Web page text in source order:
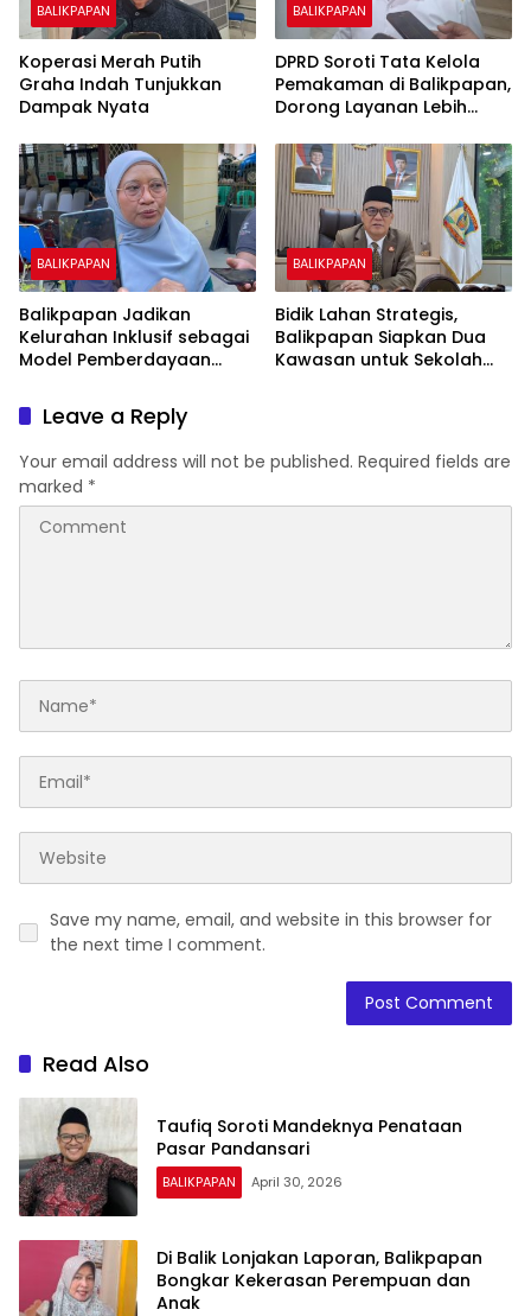
BALIKPAPAN
Koperasi Merah Putih
Graha Indah Tunjukkan
Dampak Nyata
BALIKPAPAN
DPRD Soroti Tata Kelola
Pemakaman di Balikpapan,
Dorong Layanan Lebih
Biaya Warga
BALIKPAPAN
Balikpapan Jadikan
Kelurahan Inklusif sebagai
Model Pemberdayaan
BALIKPAPAN
Bidik Lahan Strategis,
Balikpapan Siapkan Dua
Kawasan untuk Sekolah
Leave a Reply
Your email address will not be published. Required fields are
marked *
Save my name, email, and website in this browser for
the next time I comment.
Read Also
Taufiq Soroti Mandeknya Penataan
Pasar Pandansari
BALIKPAPAN April 30, 2026
Di Balik Lonjakan Laporan, Balikpapan
Bongkar Kekerasan Perempuan dan
Anak